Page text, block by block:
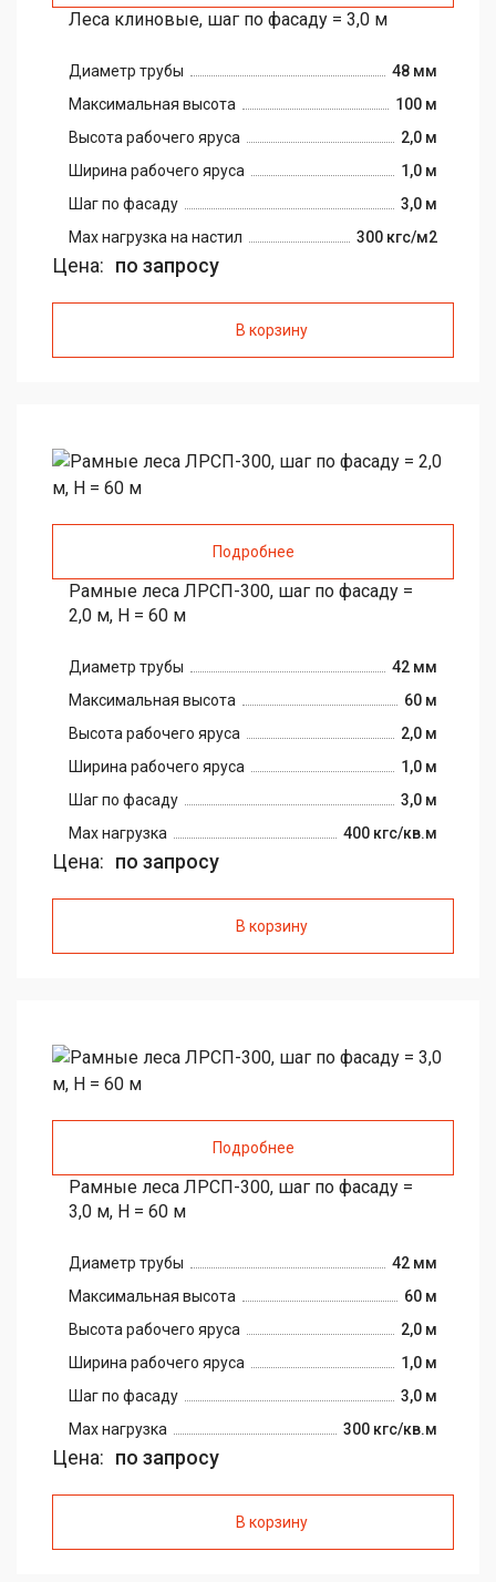
Леса клиновые, шаг по фасаду = 3,0 м
Диаметр трубы
48 мм
Максимальная высота
100 м
Высота рабочего яруса
2,0 м
Ширина рабочего яруса
1,0 м
Шаг по фасаду
3,0 м
Max нагрузка на настил
300 кгс/м2
Цена: по запросу
В корзину
Подробнее
Рамные леса ЛРСП-300, шаг по фасаду =
2,0 м, H = 60 м
Диаметр трубы
42 мм
Максимальная высота
60 м
Высота рабочего яруса
2,0 м
Ширина рабочего яруса
1,0 м
Шаг по фасаду
3,0 м
Max нагрузка
400 кгс/кв.м
Цена: по запросу
В корзину
Подробнее
Рамные леса ЛРСП-300, шаг по фасаду =
3,0 м, H = 60 м
Диаметр трубы
42 мм
Максимальная высота
60 м
Высота рабочего яруса
2,0 м
Ширина рабочего яруса
1,0 м
Шаг по фасаду
3,0 м
Max нагрузка
300 кгс/кв.м
Цена: по запросу
В корзину